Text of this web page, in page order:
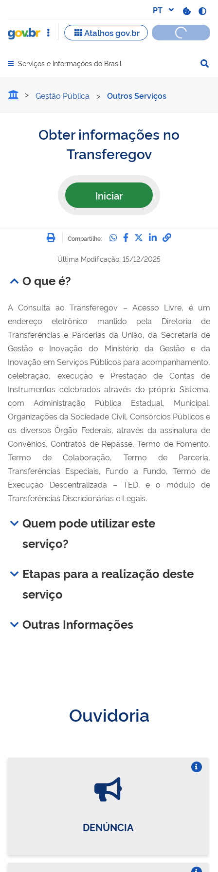
Abrir menu principal de navegação
Serviços e Informações do Brasil
Obter informações no
Gestão Pública > Outros Serviços
Obter informações no
Transferegov
Iniciar
Imprimir
Compartilhe: Compartilhe no
Compartilhe no
Compartilhe no
Compartilhe
Última Modificação: 15/12/2025
O que é?
A Consulta ao Transferegov – Acesso Livre, é um
endereço eletrônico mantido pela Diretoria de
Transferências e Parcerias da União, da Secretaria de
Gestão e Inovação do Ministério da Gestão e da
Inovação em Serviços Públicos para acompanhamento,
celebração, execução e Prestação de Contas de
Instrumentos celebrados através do próprio Sistema,
com Administração Pública Estadual, Municipal,
Organizações da Sociedade Civil, Consórcios Públicos e
os diversos Órgão Federais, através da assinatura de
Convênios, Contratos de Repasse, Termo de Fomento,
Termo de Colaboração, Termo de Parceria,
Transferências Especiais, Fundo a Fundo, Termo de
Execução Descentralizada – TED, e o módulo de
Transferências Discricionárias e Legais.
Quem pode utilizar este
serviço?
Etapas para a realização deste
serviço
Outras Informações
Ouvidoria
DENÚNCIA